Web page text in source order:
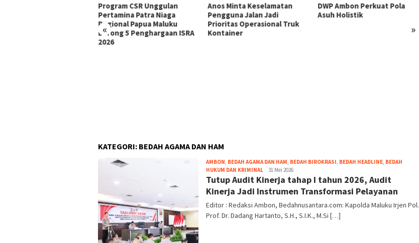
« »
Program CSR Unggulan
Pertamina Patra Niaga
Regional Papua Maluku
Borong 5 Penghargaan ISRA
2026
Anos Minta Keselamatan
Pengguna Jalan Jadi
Prioritas Operasional Truk
Kontainer
DWP Ambon Perkuat Pola
Asuh Holistik
KATEGORI: BEDAH AGAMA DAN HAM
AMBON, BEDAH AGAMA DAN HAM, BEDAH BIROKRASI, BEDAH HEADLINE, BEDAH
HUKUM DAN KRIMINALGrace
Pello
31 Mei 2026
Tutup Audit Kinerja tahap I tahun 2026, Audit
Kinerja Jadi Instrumen Transformasi Pelayanan
Editor : Redaksi Ambon, Bedahnusantara.com: Kapolda Maluku Irjen Pol.
Prof. Dr. Dadang Hartanto, S.H., S.I.K., M.Si […]